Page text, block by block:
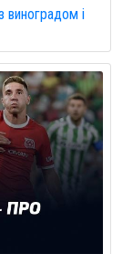
виноградом і